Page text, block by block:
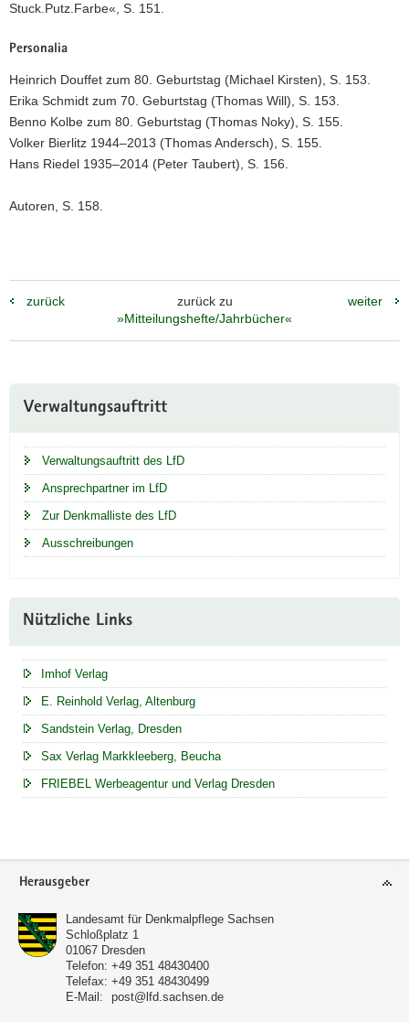
Stuck.Putz.Farbe«, S. 151.
Personalia
Heinrich Douffet zum 80. Geburtstag (Michael Kirsten), S. 153.
Erika Schmidt zum 70. Geburtstag (Thomas Will), S. 153.
Benno Kolbe zum 80. Geburtstag (Thomas Noky), S. 155.
Volker Bierlitz 1944–2013 (Thomas Andersch), S. 155.
Hans Riedel 1935–2014 (Peter Taubert), S. 156.
Autoren, S. 158.
zurück
zurück zu
»Mitteilungshefte/Jahrbücher«
weiter
Information
Verwaltungsauftritt
Verwaltungsauftritt des LfD
Ansprechpartner im LfD
Zur Denkmalliste des LfD
Ausschreibungen
Nützliche Links
Imhof Verlag
E. Reinhold Verlag, Altenburg
Sandstein Verlag, Dresden
Sax Verlag Markkleeberg, Beucha
FRIEBEL Werbeagentur und Verlag Dresden
Footer-
Herausgeber
Landesamt für Denkmalpflege Sachsen
Schloßplatz 1
01067 Dresden
Telefon: +49 351 48430400
Telefax: +49 351 48430499
E-Mail:
post@lfd.sachsen.de